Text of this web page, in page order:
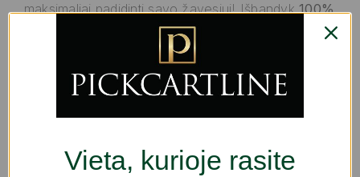
maksimaliai padidinti savo žavesiui! Išbandyk100%
Catricekokybę ir leisk
geriausiems profesionalams atskleisti tavo grožį.
Tipas: Lūpų dažai
Spalva: Nº 160 Win everyday
Veganiškas
Vieta, kurioje rasite